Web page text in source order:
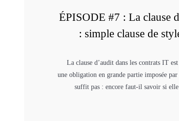
ÉPISODE #7 : La clause
: simple clause de
La clause d’audit dans les contrats IT
une obligation en grande partie imposée
suffit pas : encore faut-il savoir si